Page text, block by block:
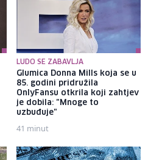
LUDO SE ZABAVLJA
Glumica Donna Mills koja se u
85. godini pridružila
OnlyFansu otkrila koji zahtjev
je dobila: "Mnoge to
uzbuđuje"
41 minut